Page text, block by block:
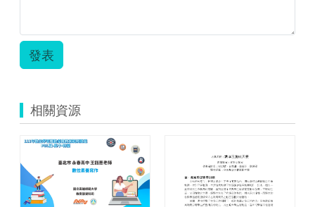
發表
相關資源